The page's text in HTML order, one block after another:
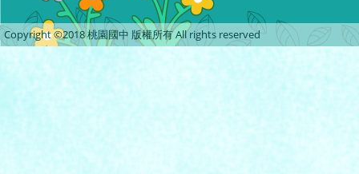
Copyright ©2018 桃園國中 版權所有 All rights reserved